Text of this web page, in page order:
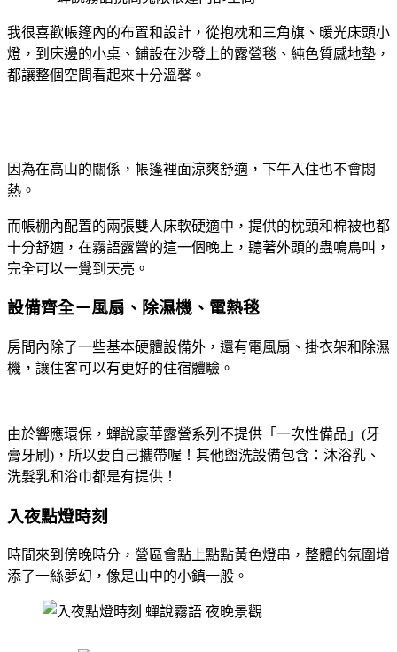
我很喜歡帳篷內的布置和設計，從抱枕和三角旗、暖光床頭小
燈，到床邊的小桌、鋪設在沙發上的露營毯、純色質感地墊，
都讓整個空間看起來十分溫馨。
因為在高山的關係，帳篷裡面涼爽舒適，下午入住也不會悶
熱。
而帳棚內配置的兩張雙人床軟硬適中，提供的枕頭和棉被也都
十分舒適，在霧語露營的這一個晚上，聽著外頭的蟲鳴鳥叫，
完全可以一覺到天亮。
設備齊全－風扇、除濕機、電熱毯
房間內除了一些基本硬體設備外，還有電風扇、掛衣架和除濕
機，讓住客可以有更好的住宿體驗。
由於響應環保，蟬說豪華露營系列不提供「一次性備品」(牙
膏牙刷)，所以要自己攜帶喔！其他盥洗設備包含：沐浴乳、
洗髮乳和浴巾都是有提供！
入夜點燈時刻
時間來到傍晚時分，營區會點上點點黃色燈串，整體的氛圍增
添了一絲夢幻，像是山中的小鎮一般。